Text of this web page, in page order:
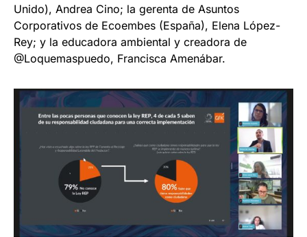
Unido), Andrea Cino; la gerenta de Asuntos
Corporativos de Ecoembes (España), Elena López-
Rey; y la educadora ambiental y creadora de
@Loquemaspuedo, Francisca Amenábar.